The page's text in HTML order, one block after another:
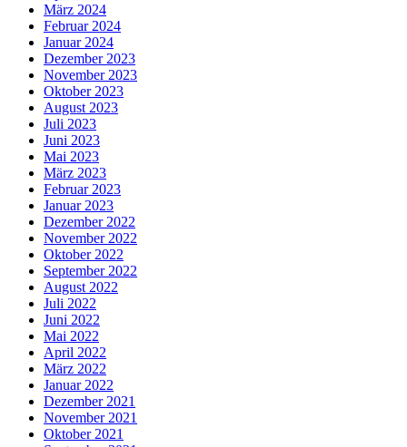
März 2024
Februar 2024
Januar 2024
Dezember 2023
November 2023
Oktober 2023
August 2023
Juli 2023
Juni 2023
Mai 2023
März 2023
Februar 2023
Januar 2023
Dezember 2022
November 2022
Oktober 2022
September 2022
August 2022
Juli 2022
Juni 2022
Mai 2022
April 2022
März 2022
Januar 2022
Dezember 2021
November 2021
Oktober 2021